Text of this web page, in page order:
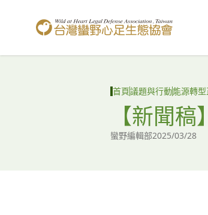
台灣蠻野心足生態協會
首頁議題與行動能源轉
【新聞
蠻野編輯部2025/03/28